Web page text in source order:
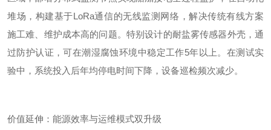
堆场，构建基于LoRa通信的无线监测网络，解决传统有线方案
施工难、维护成本高的问题。特别设计的耐盐雾传感器外壳，通
过防护认证，可在潮湿腐蚀环境中稳定工作5年以上。 在测试实
验中 ，系统投入后年均停电时间下降，设备巡检频次减少。
价值延伸：能源效率与运维模式双升级